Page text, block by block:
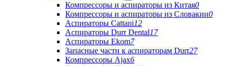
Компрессоры и аспираторы из Китая0
Компрессоры и аспираторы из Словакии0
Аспираторы Cattani12
Аспираторы Durr Dental17
Аспираторы Ekom7
Запасные части к аспираторам Durr27
Компрессоры Ajax6